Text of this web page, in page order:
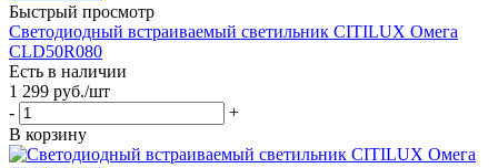
Быстрый просмотр
Светодиодный встраиваемый светильник CITILUX Омега
CLD50R080
Есть в наличии
1 299 руб./шт
-
+
В корзину